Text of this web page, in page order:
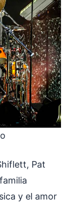
Pat
y el amor